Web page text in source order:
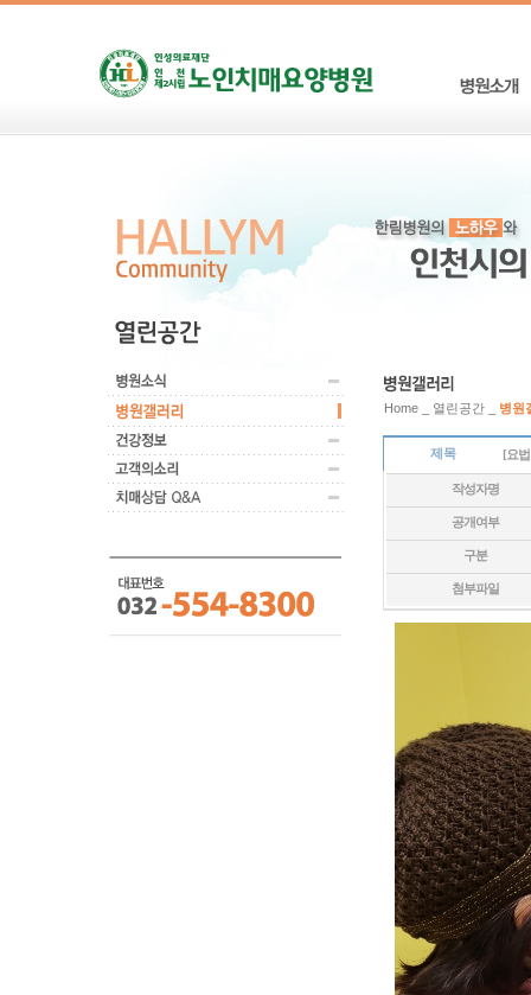
Home _ 열린공간 _ 병원
제목 [요
작성자명
공개여부
구분
첨부파일